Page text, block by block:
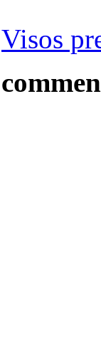
Visos